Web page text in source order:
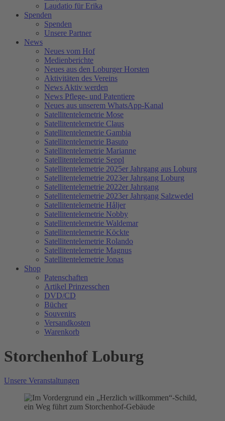
Laudatio für Erika
Spenden
Spenden
Unsere Partner
News
Neues vom Hof
Medienberichte
Neues aus den Loburger Horsten
Aktivitäten des Vereins
News Aktiv werden
News Pflege- und Patentiere
Neues aus unserem WhatsApp-Kanal
Satellitentelemetrie Mose
Satellitentelemetrie Claus
Satellitentelemetrie Gambia
Satellitentelemetrie Basuto
Satellitentelemetrie Marianne
Satellitentelemetrie Seppl
Satellitentelemetrie 2025er Jahrgang aus Loburg
Satellitentelemetrie 2023er Jahrgang Loburg
Satellitentelemetrie 2022er Jahrgang
Satellitentelemetrie 2023er Jahrgang Salzwedel
Satellitentelemetrie Håljer
Satellitentelemetrie Nobby
Satellitentelemetrie Waldemar
Satellitentelemetrie Köckte
Satellitentelemetrie Rolando
Satellitentelemetrie Magnus
Satellitentelemetrie Jonas
Shop
Patenschaften
Artikel Prinzesschen
DVD/CD
Bücher
Souvenirs
Versandkosten
Warenkorb
Storchenhof Loburg
Unsere Veranstaltungen